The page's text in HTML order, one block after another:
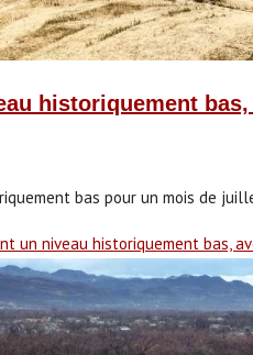
historiquement
bas pour un mois de
un niveau historiquement bas,